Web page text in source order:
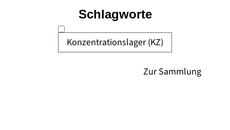
Konzentrationslager (KZ)
Schlagworte